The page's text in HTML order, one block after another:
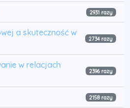
2931 razy
a skuteczność w
2734 razy
w relacjach
2396 razy
2158 razy